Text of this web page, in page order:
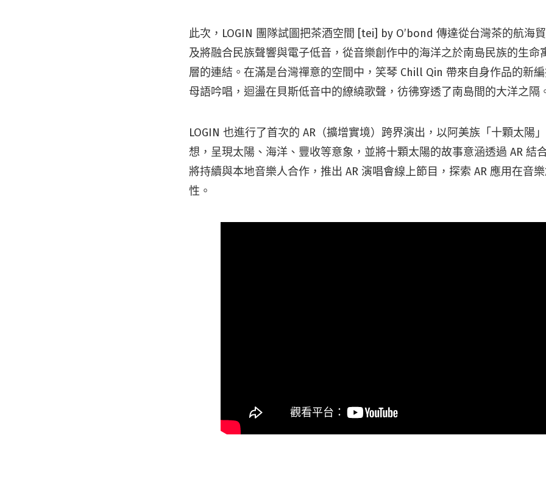
此次，LOGIN 團隊試圖把茶酒空間 [tei] by O’bond 傳達從台灣茶的航海
及將融合民族聲響與電子低音，從音樂創作中的海洋之於南島民族的生命
層的連結。在滿是台灣禪意的空間中，笑琴 Chill Qin 帶來自身作品的新
母語吟唱，迴盪在貝斯低音中的繚繞歌聲，彷彿穿透了南島間的大洋之隔
LOGIN 也進行了首次的 AR（擴增實境）跨界演出，以阿美族「十顆太陽
想，呈現太陽、海洋、豐收等意象，並將十顆太陽的故事意涵透過 AR 結
將持續與本地音樂人合作，推出 AR 演唱會線上節目，探索 AR 應用在音
性。